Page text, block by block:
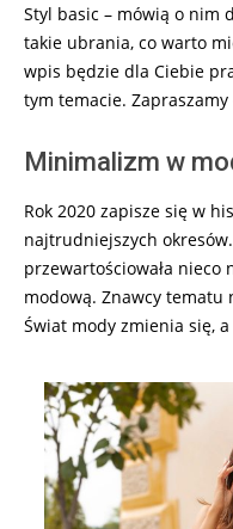
Styl basic – mówią o nim
takie ubrania, co warto
wpis będzie dla Ciebie
tym temacie.
Minimalizm w
Rok 2020 zapisze się w
najtrudniejszych
przewartościowała nieco
modową. Znawcy tematu
Świat mody zmienia się,